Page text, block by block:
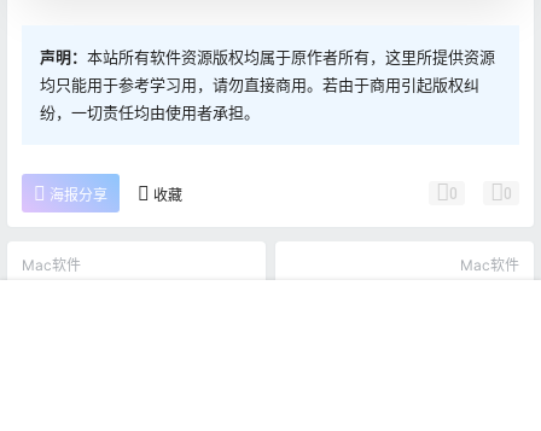
声明： 本站所有软件资源版权均属于原作者所有，这里所提供资源
均只能用于参考学习用，请勿直接商用。若由于商用引起版权纠
纷，一切责任均由使用者承担。
海报分享 收藏 0 0
Mac软件 Mac软件